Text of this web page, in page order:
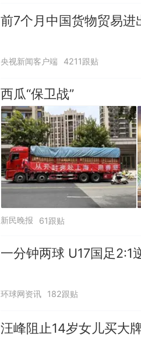
前7个月中国货物贸易
央视新闻客户端 4211跟贴
西瓜“保卫战”
新民晚报 61跟贴
一分钟两球 U17国足2:1
环球网资讯 182跟贴
汪峰阻止14岁女儿买大